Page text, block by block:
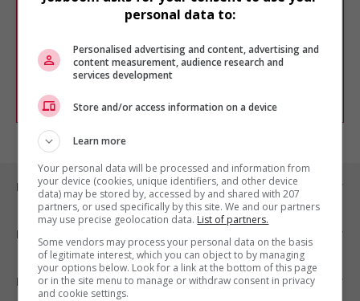
Veuillez faire une nouvelle recherche.
outils pour raffiner votre recherche, ou
chercher un poste selon votre profil
d'intérêt en emploi en vous
Emplois par ville
Emplois par secteur
Emplois par statut
personal data to:
Personalised advertising and content, advertising and
content measurement, audience research and
services development
Store and/or access information on a device
Learn more
Your personal data will be processed and information from
your device (cookies, unique identifiers, and other device
data) may be stored by, accessed by and shared with 207
partners, or used specifically by this site. We and our partners
may use precise geolocation data. List of partners.
Some vendors may process your personal data on the basis
of legitimate interest, which you can object to by managing
your options below. Look for a link at the bottom of this page
or in the site menu to manage or withdraw consent in privacy
and cookie settings.